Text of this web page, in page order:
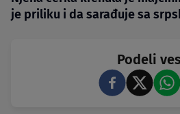
je priliku i da sarađuje sa
Podeli